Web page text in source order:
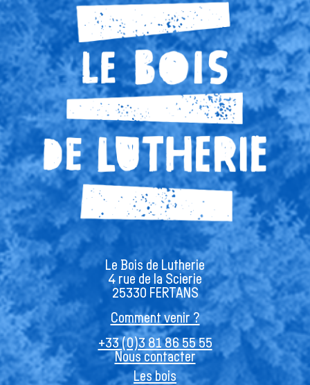
Le Bois de Lutherie
4 rue de la Scierie
25330 FERTANS
Comment venir ?
+33 (0)3 81 86 55 55
Nous contacter
Les bois